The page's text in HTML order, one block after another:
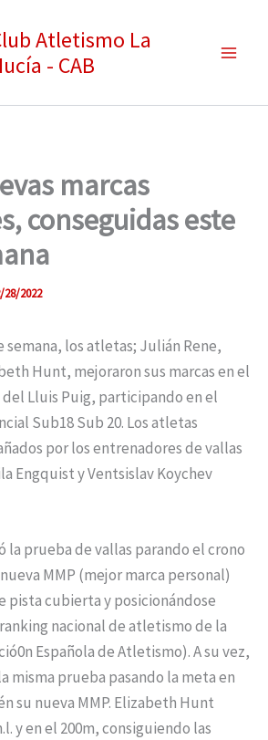
Atletismo La
- CAB
marcas
conseguidas este
28/2022
los atletas; Julián Rene,
Hunt, mejoraron sus marcas en el
Lluis Puig, participando en el
Sub18 Sub 20. Los atletas
por los entrenadores de vallas
Engquist y Ventsislav Koychev
la prueba de vallas parando el crono
MMP (mejor marca personal)
pista cubierta y posicionándose
nacional de atletismo de la
Española de Atletismo). A su vez,
misma prueba pasando la meta en
su nueva MMP. Elizabeth Hunt
y en el 200m, consiguiendo las